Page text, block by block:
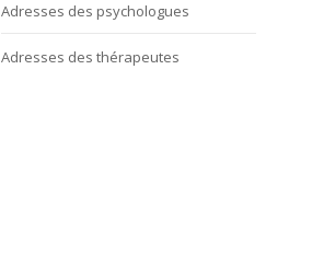
Adresses des psychologues
Adresses des thérapeutes